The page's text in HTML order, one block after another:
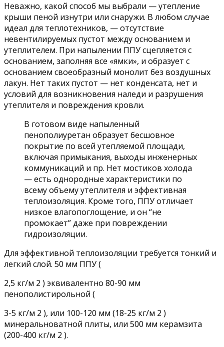
Неважно, какой способ мы выбрали — утепление
крыши пеной изнутри или снаружи. В любом случае
идеал для теплотехников, — отсутствие
невентилируемых пустот между основанием и
утеплителем. При напылении ППУ сцепляется с
основанием, заполняя все «ямки», и образует с
основанием своеобразный монолит без воздушных
лакун. Нет таких пустот — нет конденсата, нет и
условий для возникновения наледи и разрушения
утеплителя и повреждения кровли.
В готовом виде напыленный
пенополиуретан образует бесшовное
покрытие по всей утепляемой площади,
включая примыкания, выходы инженерных
коммуникаций и пр. Нет мостиков холода
— есть однородные характеристики по
всему объему утеплителя и эффективная
теплоизоляция. Кроме того, ППУ отличает
низкое влагопоглощение, и он “не
промокает” даже при повреждении
гидроизоляции.
Для эффективной теплоизоляции требуется тонкий и
легкий слой. 50 мм ППУ (
2,5 кг/м 2 ) эквивалентно 80-90 мм
пенополистирольной (
3-5 кг/м 2 ), или 100-120 мм (18-25 кг/м 2 )
минеральноватной плиты, или 500 мм керамзита
(200-400 кг/м 2 ).